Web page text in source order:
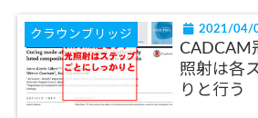
クラウンブリッジ 2021/04/
CADCAM
照射は各
りと行う